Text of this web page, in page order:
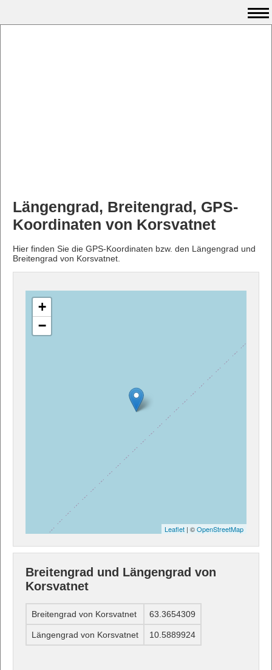
Längengrad, Breitengrad, GPS-
Koordinaten von Korsvatnet
Hier finden Sie die GPS-Koordinaten bzw. den Längengrad und
Breitengrad von Korsvatnet.
+
−
Leaflet | ©OpenStreetMap
Breitengrad und Längengrad von
Korsvatnet
Breitengrad von Korsvatnet 63.3654309
Längengrad von Korsvatnet 10.5889924